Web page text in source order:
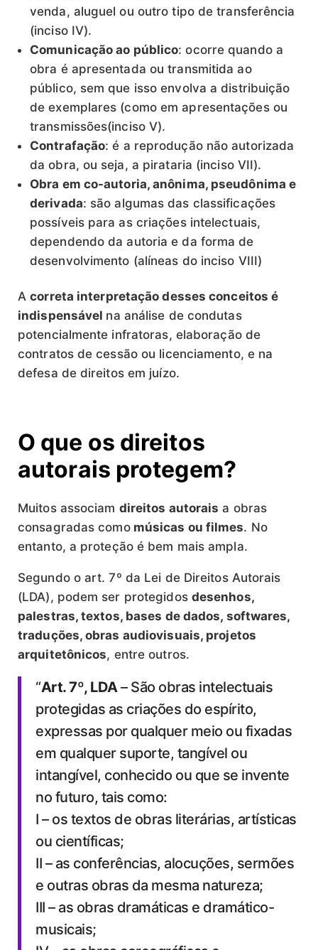
venda, aluguel ou outro tipo de transferência
(inciso IV).
Comunicação ao público: ocorre quando a
obra é apresentada ou transmitida ao
público, sem que isso envolva a distribuição
de exemplares (como em apresentações ou
transmissões(inciso V).
Contrafação: é a reprodução não autorizada
da obra, ou seja, a pirataria (inciso VII).
Obra em co-autoria, anônima, pseudônima e
derivada: são algumas das classificações
possíveis para as criações intelectuais,
dependendo da autoria e da forma de
desenvolvimento (alíneas do inciso VIII)
Acorreta interpretação desses conceitos é
indispensável na análise de condutas
potencialmente infratoras, elaboração de
contratos de cessão ou licenciamento, e na
defesa de direitos em juízo.
O que os direitos
autorais protegem?
Muitos associam direitos autorais a obras
consagradas comomúsicas ou filmes. No
entanto, a proteção é bem mais ampla.
Segundo o art. 7º da Lei de Direitos Autorais
(LDA), podem ser protegidos desenhos,
palestras, textos, bases de dados, softwares,
traduções, obras audiovisuais, projetos
arquitetônicos, entre outros.
“Art. 7º, LDA – São obras intelectuais
protegidas as criações do espírito,
expressas por qualquer meio ou fixadas
em qualquer suporte, tangível ou
intangível, conhecido ou que se invente
no futuro, tais como:
I – os textos de obras literárias, artísticas
ou científicas;
II – as conferências, alocuções, sermões
e outras obras da mesma natureza;
III – as obras dramáticas e dramático-
musicais;